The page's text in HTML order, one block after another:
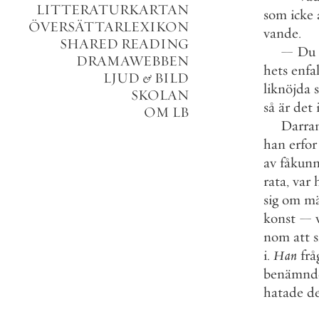
LITTERATURKARTAN
ÖVERSÄTTARLEXIKON
SHARED READING
DRAMAWEBBEN
LJUD & BILD
SKOLAN
OM LB
som icke
vande.
— Du
hets
liknöjda
så är det
han erfor
av
rata, var
sig om
konst —
nom att
i. Han
hatade